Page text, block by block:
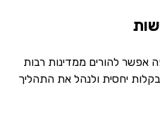
אפשר להורים ממדינות רבות
יחסית ולנהל את התהליך